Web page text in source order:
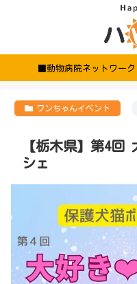
■動物病院ネットワー
ワンちゃんイベント
【栃木県】第4回
シェ